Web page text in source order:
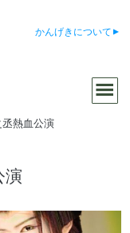
かんげきについて
丞熱血公演
演